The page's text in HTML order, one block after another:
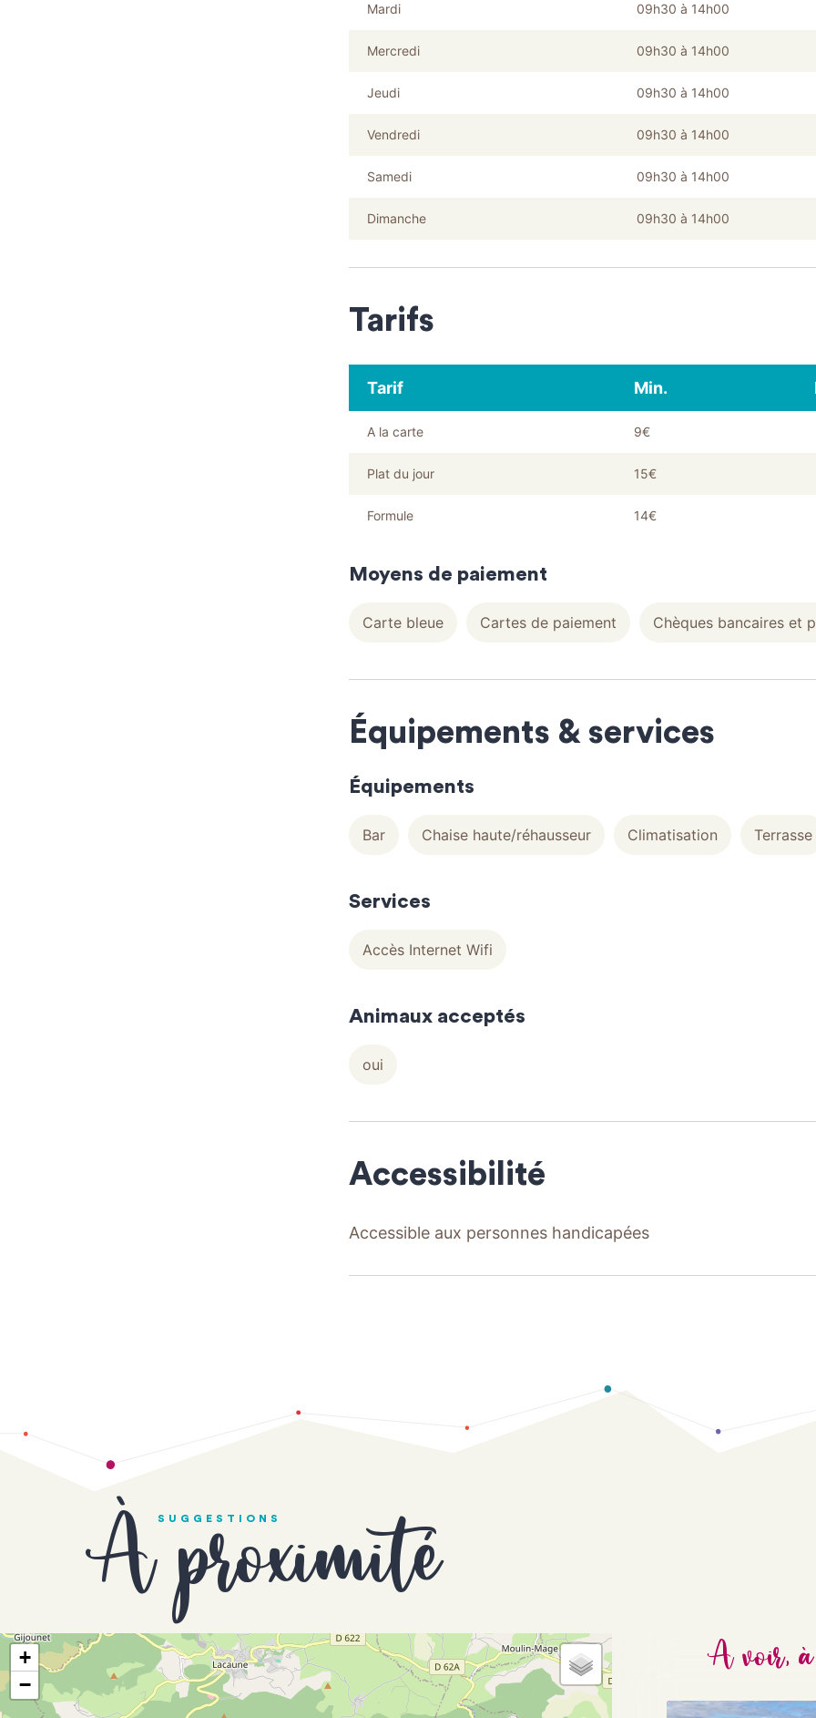
Mardi 09h30 à 14h00
Mercredi 09h30 à 14h00
Jeudi 09h30 à 14h00
Vendredi 09h30 à 14h00
Samedi 09h30 à 14h00
Dimanche 09h30 à 14h00
Tarifs
Tarif Min.
A la carte 9€
Plat du jour 15€
Formule 14€
Moyens de paiement
Carte bleue Cartes de paiement Chèques bancaires et
Équipements & services
Équipements
Bar Chaise haute/réhausseur Climatisation Terrasse
Services
Accès Internet Wifi
Animaux acceptés
oui
Accessibilité
Accessible aux personnes handicapées
SUGGESTIONS
À proximité
+
−
A voir,